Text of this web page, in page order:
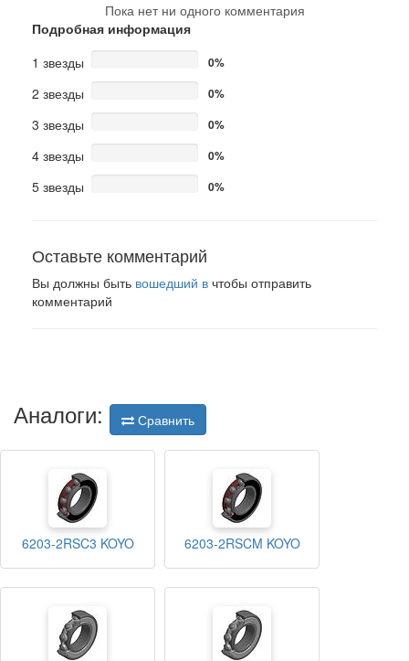
Пока нет ни одного комментария
Подробная информация
1 звезды
0%
2 звезды 0%
3 звезды 0%
4 звезды 0%
5 звезды 0%
Оставьте комментарий
Вы должны быть вошедший в чтобы отправить
комментарий
Аналоги: Сравнить
6203-2RSC3 KOYO 6203-2RSCM KOYO